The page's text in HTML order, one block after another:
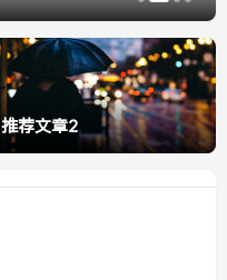
推荐文章2